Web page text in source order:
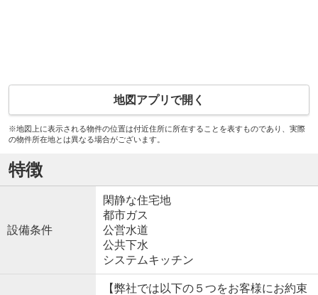
地図アプリで開く
※地図上に表示される物件の位置は付近住所に所在することを表すものであり、実際
の物件所在地とは異なる場合がございます。
特徴
設備条件
閑静な住宅地
都市ガス
公営水道
公共下水
システムキッチン
【弊社では以下の５つをお客様にお約束